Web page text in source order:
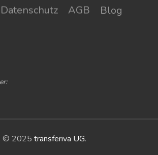
Datenschutz AGB
Blog
© 2025 transferiva UG.